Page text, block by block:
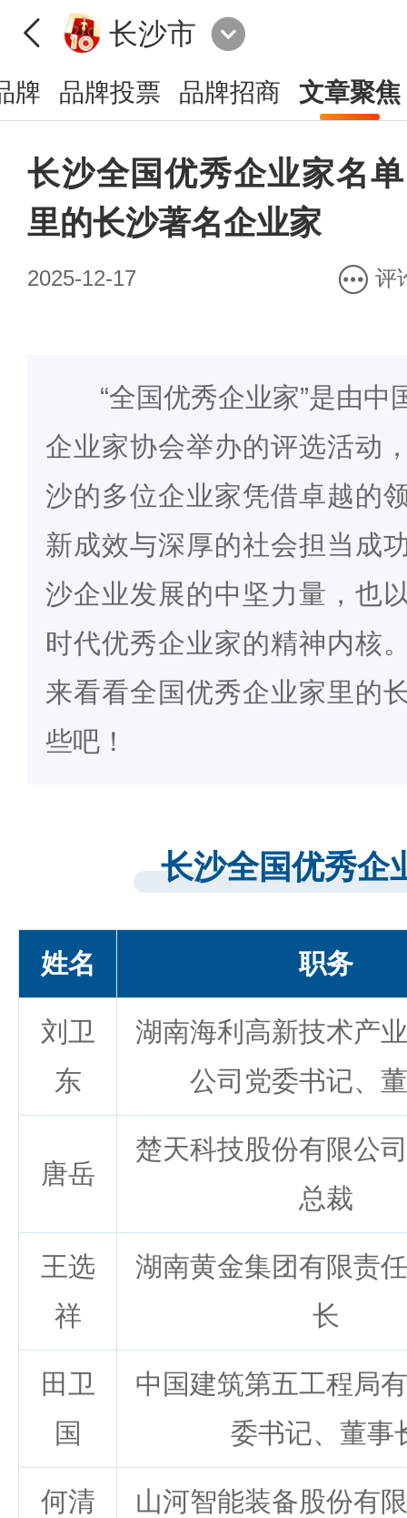
长沙市
牌 品牌投票 品牌招商 文章聚焦
长沙全国优秀企业家名
里的长沙著名企业家
2025-12-17 评
“全国优秀企业家”是由
企业家协会举办的评选活动
沙的多位企业家凭借卓越的
新成效与深厚的社会担当成
沙企业发展的中坚力量，也
时代优秀企业家的精神内核
来看看全国优秀企业家里的
些吧！
长沙全国优秀企
姓名 职务
刘卫
东
湖南海利高新技术产
公司党委书记、
唐岳
楚天科技股份有限公
总裁
王选
祥
湖南黄金集团有限责
长
田卫
国
中国建筑第五工程局
委书记、董事
何清
山河智能装备股份有